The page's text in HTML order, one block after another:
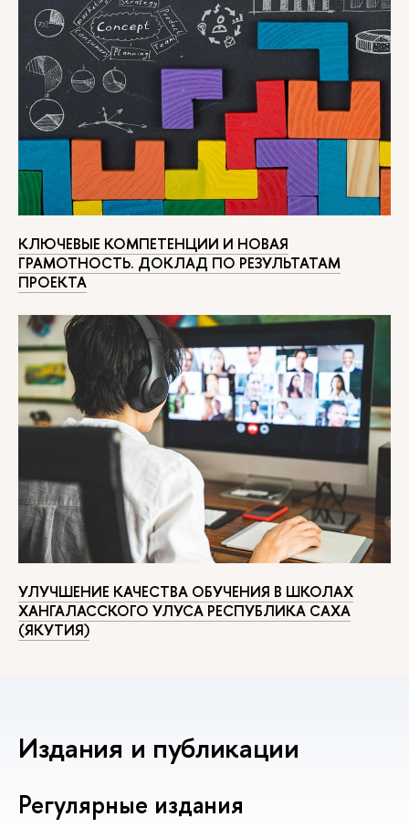
КЛЮЧЕВЫЕ КОМПЕТЕНЦИИ И НОВАЯ
ГРАМОТНОСТЬ. ДОКЛАД ПО РЕЗУЛЬТАТАМ
ПРОЕКТА
УЛУЧШЕНИЕ КАЧЕСТВА ОБУЧЕНИЯ В ШКОЛАХ
ХАНГАЛАССКОГО УЛУСА РЕСПУБЛИКА САХА
(ЯКУТИЯ)
Издания и публикации
Регулярные издания